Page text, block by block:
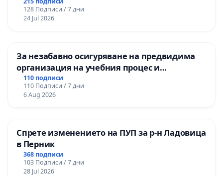
128 Подписи / 7 дни
24 Jul 2026
За незабавно осигуряване на предвидима
организация на учебния процес и
гарантиране на правото на равнопоставено
и качествено образование на учениците от
ОУ „Княз Александър I“ и Хуманитарна
110 подписи
110 Подписи / 7 дни
6 Aug 2026
Спрете изменението на ПУП за р-н Ладовица
в Перник
368 подписи
103 Подписи / 7 дни
28 Jul 2026